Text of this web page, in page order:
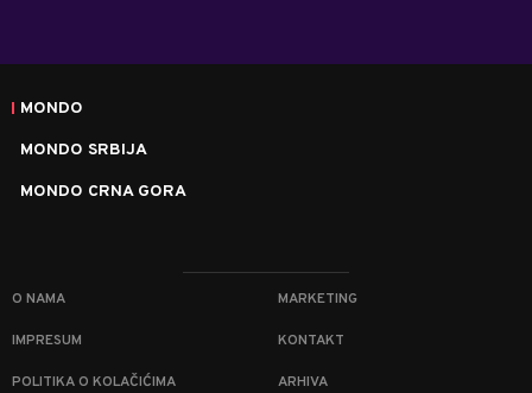
MONDO
MONDO SRBIJA
MONDO CRNA GORA
O NAMA MARKETING
IMPRESUM KONTAKT
POLITIKA O KOLAČIĆIMA ARHIVA